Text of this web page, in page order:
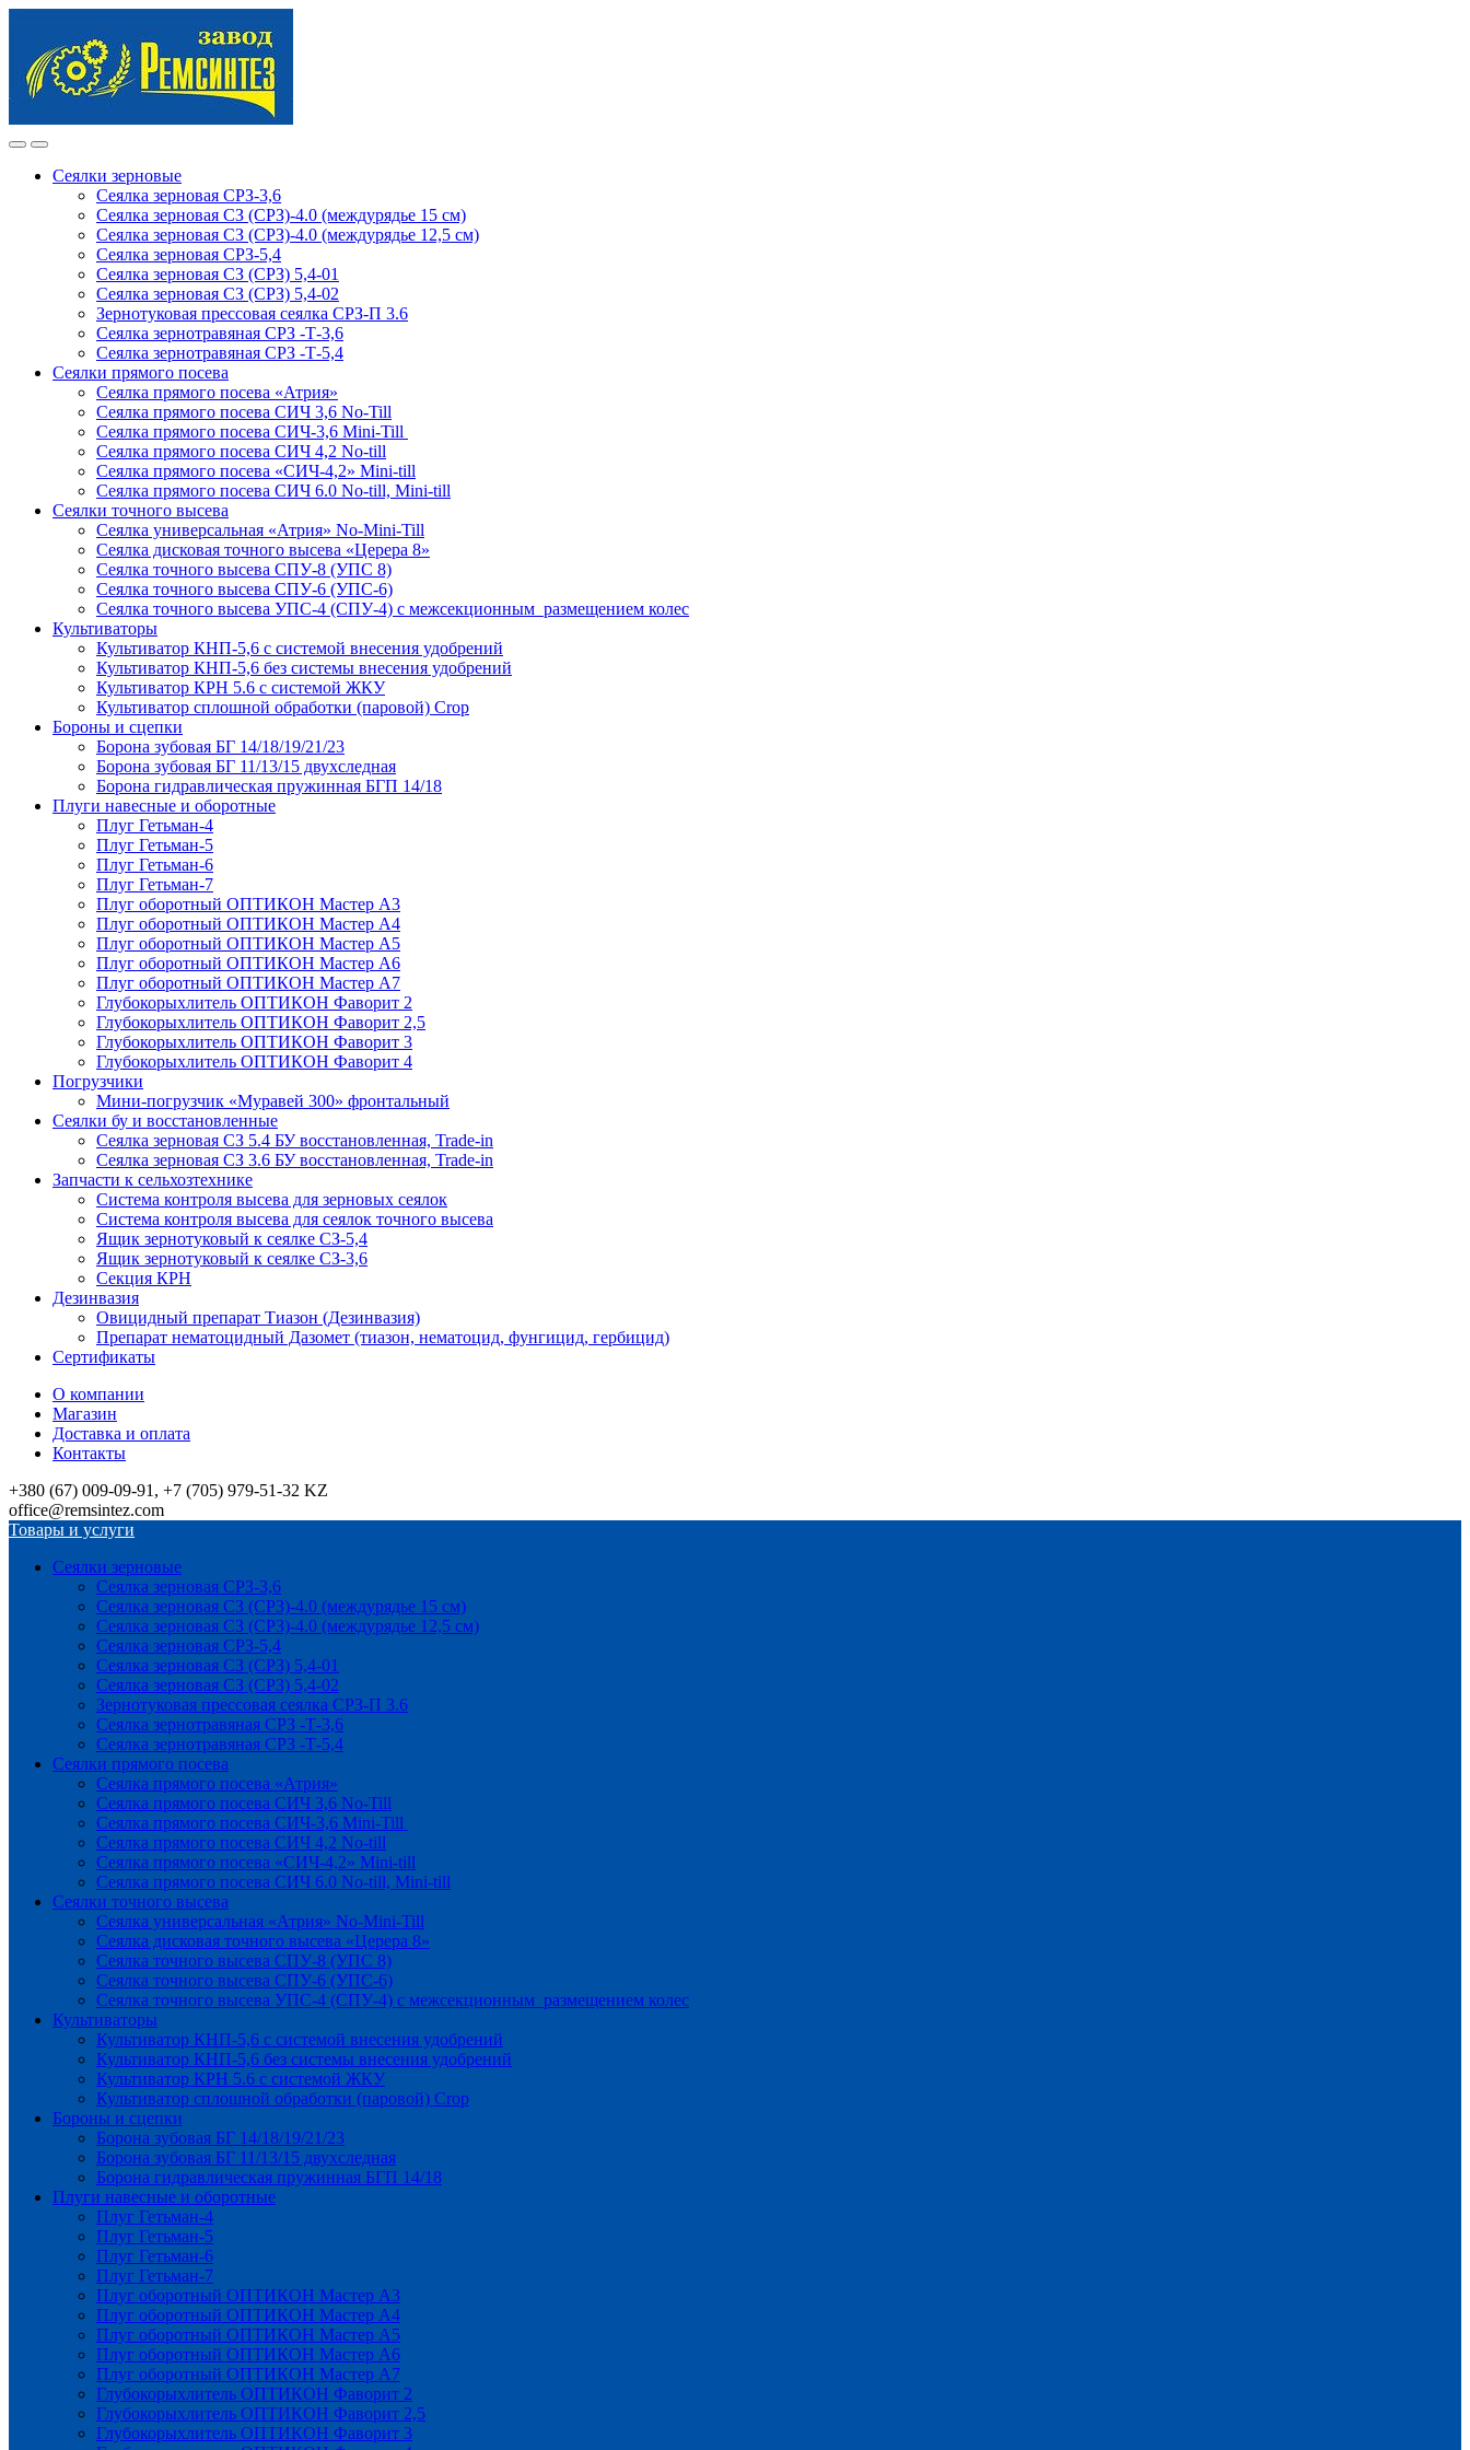
navigation
content
Сеялки зерновые
Сеялка зерновая СРЗ-3,6
Сеялка зерновая СЗ (СРЗ)-4.0 (междурядье 15 см)
Сеялка зерновая СЗ (СРЗ)-4.0 (междурядье 12,5 см)
Сеялка зерновая СРЗ-5,4
Сеялка зерновая СЗ (СРЗ) 5,4-01
Сеялка зерновая СЗ (СРЗ) 5,4-02
Зернотуковая прессовая сеялка СРЗ-П 3.6
Сеялка зернотравяная СРЗ -Т-3,6
Сеялка зернотравяная СРЗ -Т-5,4
Сеялки прямого посева
Сеялка прямого посева «Атрия»
Сеялка прямого посева СИЧ 3,6 No-Till
Сеялка прямого посева СИЧ-3,6 Mini-Till
Сеялка прямого посева СИЧ 4,2 No-till
Сеялка прямого посева «СИЧ-4,2» Mini-till
Сеялка прямого посева СИЧ 6.0 No-till, Mini-till
Сеялки точного высева
Сеялка универсальная «Атрия» No-Mini-Till
Сеялка дисковая точного высева «Церера 8»
Сеялка точного высева СПУ-8 (УПС 8)
Сеялка точного высева СПУ-6 (УПС-6)
Сеялка точного высева УПС-4 (СПУ-4) с межсекционным размещением колес
Культиваторы
Культиватор КНП-5,6 с системой внесения удобрений
Культиватор КНП-5,6 без системы внесения удобрений
Культиватор КРН 5.6 с системой ЖКУ
Культиватор сплошной обработки (паровой) Crop
Бороны и сцепки
Борона зубовая БГ 14/18/19/21/23
Борона зубовая БГ 11/13/15 двухследная
Борона гидравлическая пружинная БГП 14/18
Плуги навесные и оборотные
Плуг Гетьман-4
Плуг Гетьман-5
Плуг Гетьман-6
Плуг Гетьман-7
Плуг оборотный ОПТИКОН Мастер А3
Плуг оборотный ОПТИКОН Мастер А4
Плуг оборотный ОПТИКОН Мастер А5
Плуг оборотный ОПТИКОН Мастер А6
Плуг оборотный ОПТИКОН Мастер А7
Глубокорыхлитель ОПТИКОН Фаворит 2
Глубокорыхлитель ОПТИКОН Фаворит 2,5
Глубокорыхлитель ОПТИКОН Фаворит 3
Глубокорыхлитель ОПТИКОН Фаворит 4
Погрузчики
Мини-погрузчик «Муравей 300» фронтальный
Сеялки бу и восстановленные
Сеялка зерновая СЗ 5.4 БУ восстановленная, Trade-in
Сеялка зерновая СЗ 3.6 БУ восстановленная, Trade-in
Запчасти к сельхозтехнике
Система контроля высева для зерновых сеялок
Система контроля высева для сеялок точного высева
Ящик зернотуковый к сеялке СЗ-5,4
Ящик зернотуковый к сеялке СЗ-3,6
Секция КРН
Дезинвазия
Овицидный препарат Тиазон (Дезинвазия)
Препарат нематоцидный Дазомет (тиазон, нематоцид, фунгицид, гербицид)
Сертификаты
О компании
Магазин
Доставка и оплата
Контакты
+380 (67) 009-09-91, +7 (705) 979-51-32 KZ
office@remsintez.com
Товары и услуги
Сеялки зерновые
Сеялка зерновая СРЗ-3,6
Сеялка зерновая СЗ (СРЗ)-4.0 (междурядье 15 см)
Сеялка зерновая СЗ (СРЗ)-4.0 (междурядье 12,5 см)
Сеялка зерновая СРЗ-5,4
Сеялка зерновая СЗ (СРЗ) 5,4-01
Сеялка зерновая СЗ (СРЗ) 5,4-02
Зернотуковая прессовая сеялка СРЗ-П 3.6
Сеялка зернотравяная СРЗ -Т-3,6
Сеялка зернотравяная СРЗ -Т-5,4
Сеялки прямого посева
Сеялка прямого посева «Атрия»
Сеялка прямого посева СИЧ 3,6 No-Till
Сеялка прямого посева СИЧ-3,6 Mini-Till
Сеялка прямого посева СИЧ 4,2 No-till
Сеялка прямого посева «СИЧ-4,2» Mini-till
Сеялка прямого посева СИЧ 6.0 No-till, Mini-till
Сеялки точного высева
Сеялка универсальная «Атрия» No-Mini-Till
Сеялка дисковая точного высева «Церера 8»
Сеялка точного высева СПУ-8 (УПС 8)
Сеялка точного высева СПУ-6 (УПС-6)
Сеялка точного высева УПС-4 (СПУ-4) с межсекционным размещением колес
Культиваторы
Культиватор КНП-5,6 с системой внесения удобрений
Культиватор КНП-5,6 без системы внесения удобрений
Культиватор КРН 5.6 с системой ЖКУ
Культиватор сплошной обработки (паровой) Crop
Бороны и сцепки
Борона зубовая БГ 14/18/19/21/23
Борона зубовая БГ 11/13/15 двухследная
Борона гидравлическая пружинная БГП 14/18
Плуги навесные и оборотные
Плуг Гетьман-4
Плуг Гетьман-5
Плуг Гетьман-6
Плуг Гетьман-7
Плуг оборотный ОПТИКОН Мастер А3
Плуг оборотный ОПТИКОН Мастер А4
Плуг оборотный ОПТИКОН Мастер А5
Плуг оборотный ОПТИКОН Мастер А6
Плуг оборотный ОПТИКОН Мастер А7
Глубокорыхлитель ОПТИКОН Фаворит 2
Глубокорыхлитель ОПТИКОН Фаворит 2,5
Глубокорыхлитель ОПТИКОН Фаворит 3